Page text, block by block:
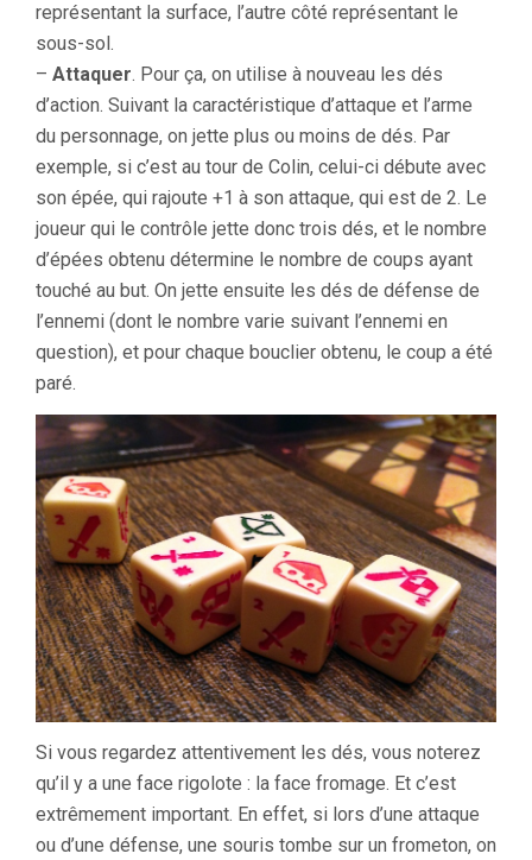
représentant la surface, l’autre côté représentant le
sous-sol.
– Attaquer. Pour ça, on utilise à nouveau les dés
d’action. Suivant la caractéristique d’attaque et l’arme
du personnage, on jette plus ou moins de dés. Par
exemple, si c’est au tour de Colin, celui-ci débute avec
son épée, qui rajoute +1 à son attaque, qui est de 2. Le
joueur qui le contrôle jette donc trois dés, et le nombre
d’épées obtenu détermine le nombre de coups ayant
touché au but. On jette ensuite les dés de défense de
l’ennemi (dont le nombre varie suivant l’ennemi en
question), et pour chaque bouclier obtenu, le coup a été
paré.
Si vous regardez attentivement les dés, vous noterez
qu’il y a une face rigolote : la face fromage. Et c’est
extrêmement important. En effet, si lors d’une attaque
ou d’une défense, une souris tombe sur un frometon, on